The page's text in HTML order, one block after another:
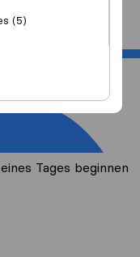
(5)
Tages beginnen